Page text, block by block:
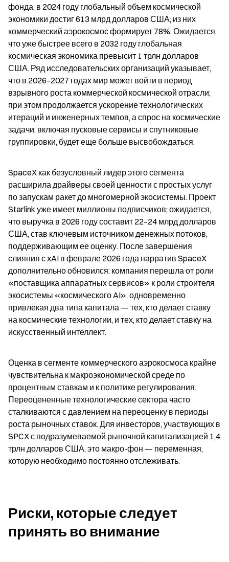
фонда, в 2024 году глобальный объем космической
экономики достиг 613 млрд долларов США; из них
коммерческий аэрокосмос формирует 78%. Ожидается,
что уже быстрее всего в 2032 году глобальная
космическая экономика превысит 1 трлн долларов
США. Ряд исследовательских организаций указывает,
что в 2026–2027 годах мир может войти в период
взрывного роста коммерческой космической отрасли;
при этом продолжается ускорение технологических
итераций и инженерных темпов, а спрос на космические
задачи, включая пусковые сервисы и спутниковые
группировки, будет еще больше высвобождаться.
SpaceX как безусловный лидер этого сегмента
расширила драйверы своей ценности с простых услуг
по запускам ракет до многомерной экосистемы. Проект
Starlink уже имеет миллионы подписчиков; ожидается,
что выручка в 2026 году составит 22–24 млрд долларов
США, став ключевым источником денежных потоков,
поддерживающим ее оценку. После завершения
слияния с xAI в феврале 2026 года нарратив SpaceX
дополнительно обновился: компания перешла от роли
«поставщика аппаратных сервисов» к роли строителя
экосистемы «космического AI», одновременно
привлекая два типа капитала — тех, кто делает ставку
на космические технологии, и тех, кто делает ставку на
искусственный интеллект.
Оценка в сегменте коммерческого аэрокосмоса крайне
чувствительна к макроэкономической среде по
процентным ставкам и к политике регулирования.
Переоцененные технологические сектора часто
сталкиваются с давлением на переоценку в периоды
роста рыночных ставок. Для инвесторов, участвующих в
SPCX с подразумеваемой рыночной капитализацией 1,4
трлн долларов США, это макро-фон — переменная,
которую необходимо постоянно отслеживать.
Риски, которые следует
принять во внимание